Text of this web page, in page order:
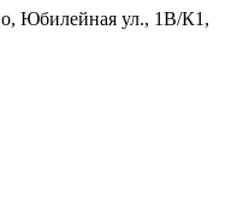
Юбилейная ул., 1В/К1,